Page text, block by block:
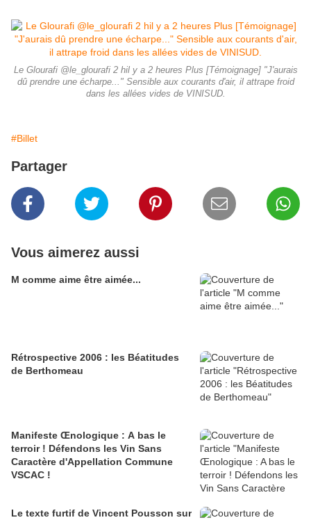
Le Glourafi ‏@le_glourafi 2 hil y a 2 heures Plus [Témoignage] "J'aurais
dû prendre une écharpe..." Sensible aux courants d'air, il attrape froid
dans les allées vides de VINISUD.
#Billet
Partager
Vous aimerez aussi
M comme aime être aimée...
Rétrospective 2006 : les Béatitudes
de Berthomeau
Manifeste Œnologique : A bas le
terroir ! Défendons les Vin Sans
Caractère d'Appellation Commune
VSCAC !
Le texte furtif de Vincent Pousson sur